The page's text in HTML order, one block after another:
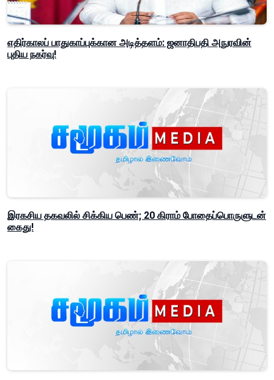
எதிர்காலப் பாதுகாப்புக்கான அடித்தளம்: ஜனாதிபதி அநுரவின்
புதிய நகர்வு!
இரகசிய தகவலில் சிக்கிய பெண்; 20 கிராம் போதைப்பொருளுடன்
கைது!